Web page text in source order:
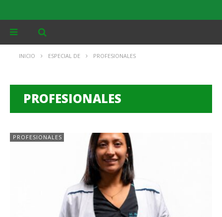
INICIO ESPECIAL DE PROFESIONALES
PROFESIONALES
PROFESIONALES